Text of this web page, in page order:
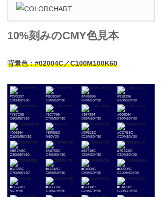
10%刻みのCMY色見本
背景色：#02004C／C100M100K60
#CF9297
C20M50Y30
#BC8D97
C30M50Y30
#A88896
C40M50Y30
#918296
C50M50Y30
#787C95
C60M50Y30
#5C7795
C70M50Y30
#367294
C80M50Y30
#006D94
C90M50Y30
#006994
C100M50Y30
#EF858C
M60Y30
#DF828C
C10M60Y30
#CD7E8C
C20M60Y30
#BB7A8C
C30M60Y30
#A8758C
C40M60Y30
#92718C
C50M60Y30
#7B6C8C
C60M60Y30
#61688C
C70M60Y30
#41648C
C80M60Y30
#01608C
C90M60Y30
#005D8C
C100M60Y30
#EC6D81
M70Y30
#DC6B82
C10M70Y30
#CC6882
C20M70Y30
#BA6582
C30M70Y30